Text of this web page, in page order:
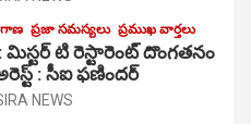
ప్రజా సమస్యలు ప్రముఖ వార్తలు
మిస్టర్ టి రెస్టారెంట్ దొంగతనం
: సీఐ ఫణిందర్
NEWS